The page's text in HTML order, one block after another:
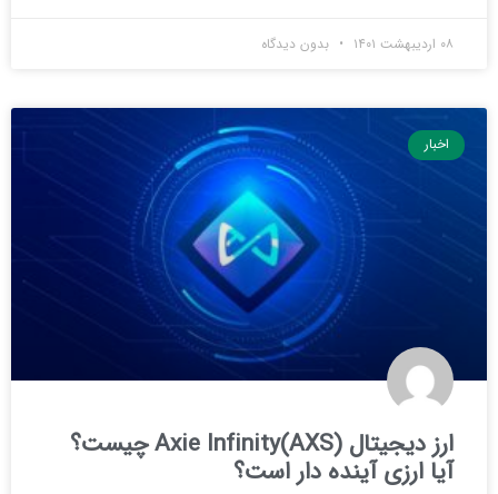
۰۸ اردیبهشت ۱۴۰۱ بدون دیدگاه
اخبار
ارز دیجیتال Axie Infinity(AXS) چیست؟
آیا ارزی آینده دار است؟